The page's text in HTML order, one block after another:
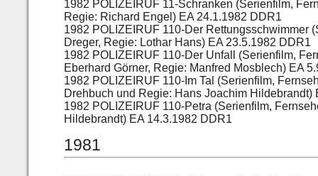
1982 POLIZEIRUF 11-Schranken (Serienfilm,
Regie: Richard Engel) EA 24.1.1982 DDR1
1982 POLIZEIRUF 110-Der Rettungsschwimmer
Dreger, Regie: Lothar Hans) EA 23.5.1982 DDR1
1982 POLIZEIRUF 110-Der Unfall (Serienfilm,
Eberhard Görner, Regie: Manfred Mosblech) EA
1982 POLIZEIRUF 110-Im Tal (Serienfilm,
Drehbuch und Regie: Hans Joachim Hildebrandt)
1982 POLIZEIRUF 110-Petra (Serienfilm,
Hildebrandt) EA 14.3.1982 DDR1
1981